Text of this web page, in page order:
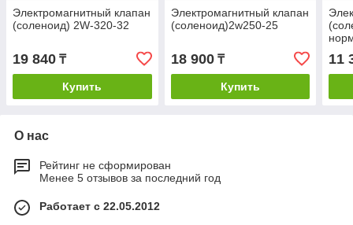
Электромагнитный клапан
(соленоид) 2W-320-32
19 840 ₸
Купить
Электромагнитный клапан
(соленоид)2w250-25
18 900₸
Купить
11
О нас
Рейтинг не сформирован
Менее 5 отзывов за последний год
Работает с 22.05.2012